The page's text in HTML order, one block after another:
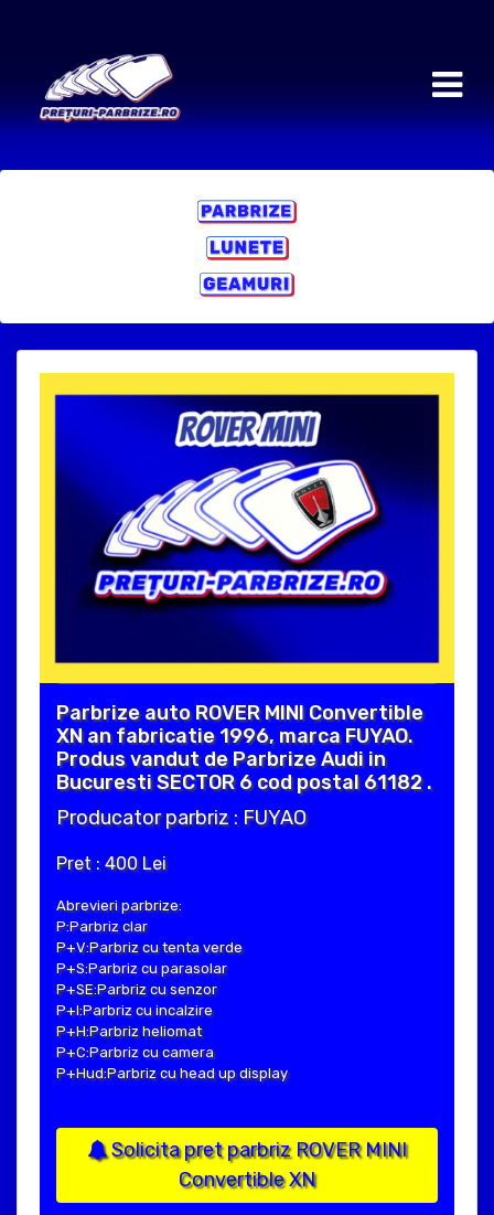
Parbrize auto ROVER MINI Convertible
XN an fabricatie 1996, marca FUYAO.
Produs vandut de Parbrize Audi in
Bucuresti SECTOR 6 cod postal 61182 .
Producator parbriz : FUYAO
Pret : 400 Lei
Abrevieri parbrize:
P:Parbriz clar
P+V:Parbriz cu tenta verde
P+S:Parbriz cu parasolar
P+SE:Parbriz cu senzor
P+I:Parbriz cu incalzire
P+H:Parbriz heliomat
P+C:Parbriz cu camera
P+Hud:Parbriz cu head up display
Solicita pret parbriz ROVER MINI
Convertible XN